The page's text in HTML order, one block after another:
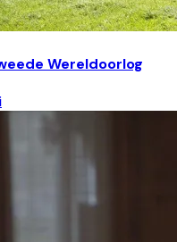
Wereldoorlog